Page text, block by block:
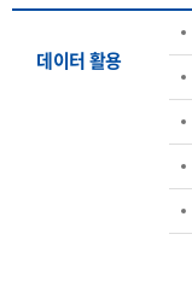
데이터 활용